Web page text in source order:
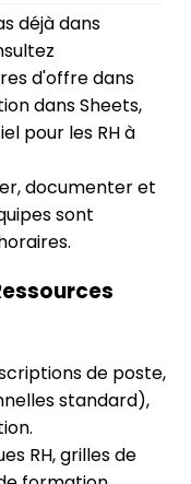
déjà dans
d'offre dans
dans Sheets,
pour les RH à
documenter et
sont
de poste,
standard),
RH, grilles de